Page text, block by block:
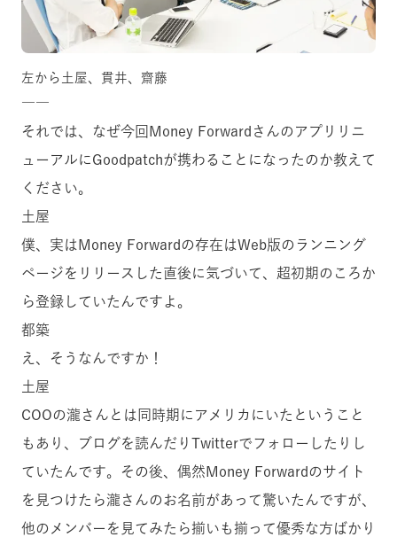
左から土屋、貫井、齋藤
――
それでは、なぜ今回Money Forwardさんのアプリリニ
ューアルにGoodpatchが携わることになったのか教えて
ください。
土屋
僕、実はMoney Forwardの存在はWeb版のランニング
ページをリリースした直後に気づいて、超初期のころか
ら登録していたんですよ。
都築
え、そうなんですか！
土屋
COOの瀧さんとは同時期にアメリカにいたということ
もあり、ブログを読んだりTwitterでフォローしたりし
ていたんです。その後、偶然Money Forwardのサイト
を見つけたら瀧さんのお名前があって驚いたんですが、
他のメンバーを見てみたら揃いも揃って優秀な方ばかり